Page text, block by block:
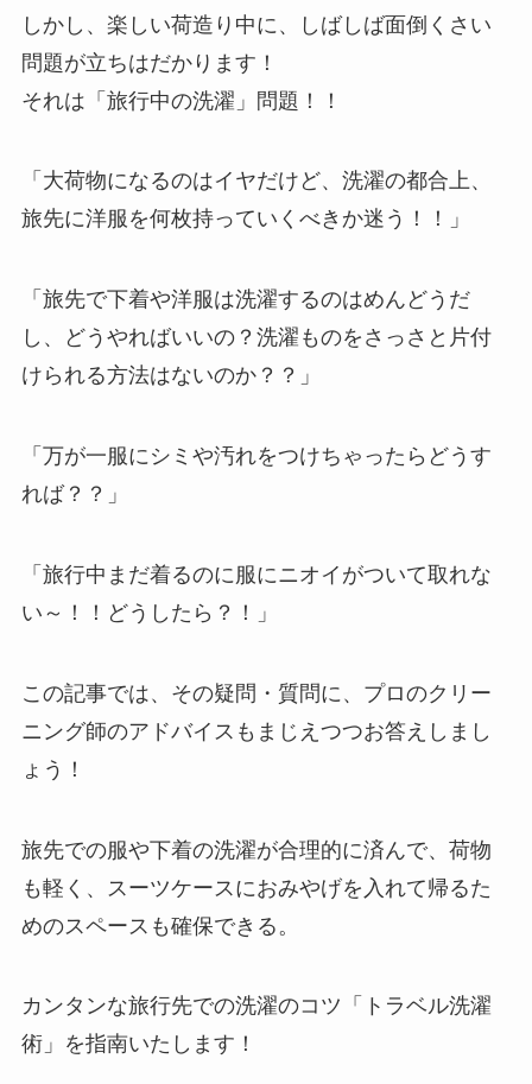
しかし、楽しい荷造り中に、しばしば面倒くさい
問題が立ちはだかります！
それは「旅行中の洗濯」問題！！
「大荷物になるのはイヤだけど、洗濯の都合上、
旅先に洋服を何枚持っていくべきか迷う！！」
「旅先で下着や洋服は洗濯するのはめんどうだ
し、どうやればいいの？洗濯ものをさっさと片付
けられる方法はないのか？？」
「万が一服にシミや汚れをつけちゃったらどうす
れば？？」
「旅行中まだ着るのに服にニオイがついて取れな
い～！！どうしたら？！」
この記事では、その疑問・質問に、プロのクリー
ニング師のアドバイスもまじえつつお答えしまし
ょう！
旅先での服や下着の洗濯が合理的に済んで、荷物
も軽く、スーツケースにおみやげを入れて帰るた
めのスペースも確保できる。
カンタンな旅行先での洗濯のコツ「トラベル洗濯
術」を指南いたします！